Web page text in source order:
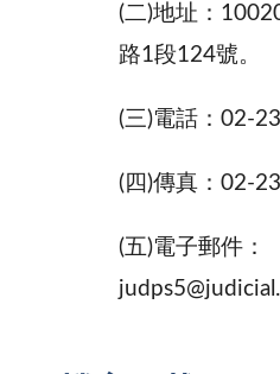
(二)地址：
路1段124號。
(三)電話：02-
(四)傳真：02-
(五)電子郵件：